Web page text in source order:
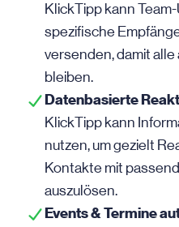
KlickTipp kann
spezifische
versenden, damit
bleiben.
Datenbasierte
KlickTipp kann
nutzen, um gezielt
Kontakte mit
auszulösen.
Events & Termine